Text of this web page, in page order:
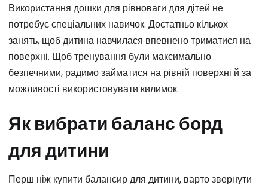
Використання дошки для рівноваги для дітей не
потребує спеціальних навичок. Достатньо кількох
занять, щоб дитина навчилася впевнено триматися на
поверхні. Щоб тренування були максимально
безпечними, радимо займатися на рівній поверхні й за
можливості використовувати килимок.
Як вибрати баланс борд
для дитини
Перш ніж купити балансир для дитини, варто звернути